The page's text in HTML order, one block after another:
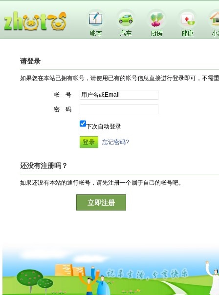
请登录
如果您在本站已拥有帐号，请使用已有的帐号信息直接进行登录即可，不需
帐 号
密 码
下次自动登录
忘记密码?
还没有注册吗？
如果还没有本站的通行帐号，请先注册一个属于自己的帐号吧。
立即注册